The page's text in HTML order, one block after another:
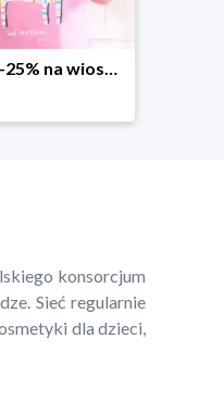
Dodatkowe -25% na wiosenne nowości
konsorcjum
Sieć regularnie
dla dzieci,